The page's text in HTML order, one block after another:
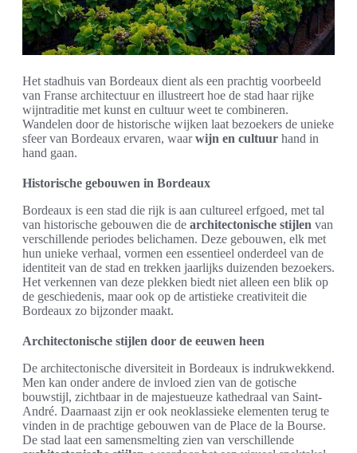
Het stadhuis van Bordeaux dient als een prachtig voorbeeld
van Franse architectuur en illustreert hoe de stad haar rijke
wijntraditie met kunst en cultuur weet te combineren.
Wandelen door de historische wijken laat bezoekers de unieke
sfeer van Bordeaux ervaren, waarwijn en cultuur hand in
hand gaan.
Historische gebouwen in Bordeaux
Bordeaux is een stad die rijk is aan cultureel erfgoed, met tal
van historische gebouwen die de architectonische stijlen van
verschillende periodes belichamen. Deze gebouwen, elk met
hun unieke verhaal, vormen een essentieel onderdeel van de
identiteit van de stad en trekken jaarlijks duizenden bezoekers.
Het verkennen van deze plekken biedt niet alleen een blik op
de geschiedenis, maar ook op de artistieke creativiteit die
Bordeaux zo bijzonder maakt.
Architectonische stijlen door de eeuwen heen
De architectonische diversiteit in Bordeaux is indrukwekkend.
Men kan onder andere de invloed zien van de gotische
bouwstijl, zichtbaar in de majestueuze kathedraal van Saint-
André. Daarnaast zijn er ook neoklassieke elementen terug te
vinden in de prachtige gebouwen van de Place de la Bourse.
De stad laat een samensmelting zien van verschillende